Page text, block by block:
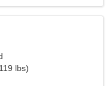
lbs)